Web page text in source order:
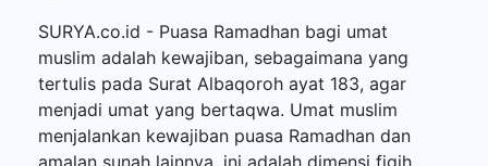
SURYA.co.id - Puasa Ramadhan bagi umat
muslim adalah kewajiban, sebagaimana yang
tertulis pada Surat Albaqoroh ayat 183, agar
menjadi umat yang bertaqwa. Umat muslim
menjalankan kewajiban puasa Ramadhan dan
amalan sunah lainnya, ini adalah dimensi fiqih.